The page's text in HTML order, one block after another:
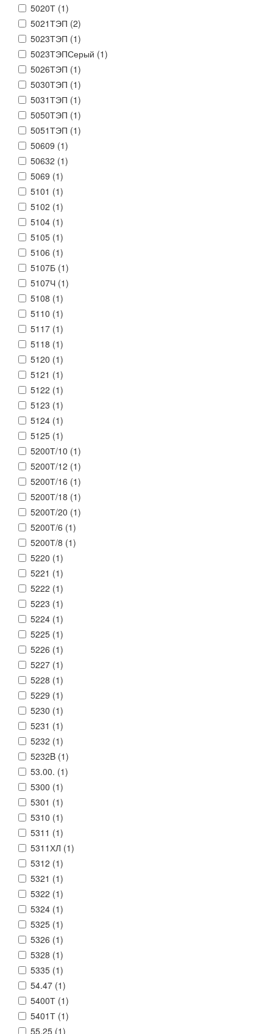
5020Т (1)
5021ТЭП (2)
5023ТЭП (1)
5023ТЭПСерый (1)
5026ТЭП (1)
5030ТЭП (1)
5031ТЭП (1)
5050ТЭП (1)
5051ТЭП (1)
50609 (1)
50632 (1)
5069 (1)
5101 (1)
5102 (1)
5104 (1)
5105 (1)
5106 (1)
5107Б (1)
5107Ч (1)
5108 (1)
5110 (1)
5117 (1)
5118 (1)
5120 (1)
5121 (1)
5122 (1)
5123 (1)
5124 (1)
5125 (1)
5200Т/10 (1)
5200Т/12 (1)
5200Т/16 (1)
5200Т/18 (1)
5200Т/20 (1)
5200Т/6 (1)
5200Т/8 (1)
5220 (1)
5221 (1)
5222 (1)
5223 (1)
5224 (1)
5225 (1)
5226 (1)
5227 (1)
5228 (1)
5229 (1)
5230 (1)
5231 (1)
5232 (1)
5232B (1)
53.00. (1)
5300 (1)
5301 (1)
5310 (1)
5311 (1)
5311ХЛ (1)
5312 (1)
5321 (1)
5322 (1)
5324 (1)
5325 (1)
5326 (1)
5328 (1)
5335 (1)
54.47 (1)
5400Т (1)
5401Т (1)
55.25 (1)